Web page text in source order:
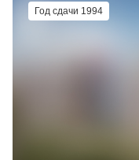
Год сдачи 1994